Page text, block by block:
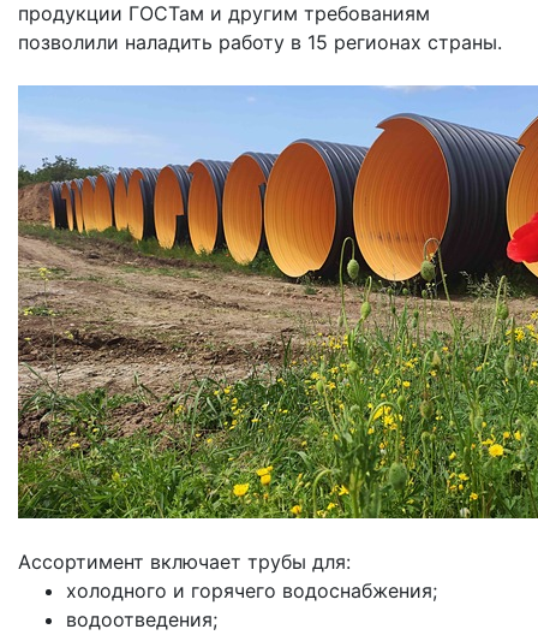
продукции ГОСТам и другим требованиям
позволили наладить работу в 15 регионах страны.
Ассортимент включает трубы для:
холодного и горячего водоснабжения;
водоотведения;